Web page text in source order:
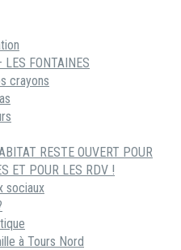
LES FONTAINES
crayons
RESTE OUVERT POUR
ET POUR LES RDV !
sociaux
à Tours Nord